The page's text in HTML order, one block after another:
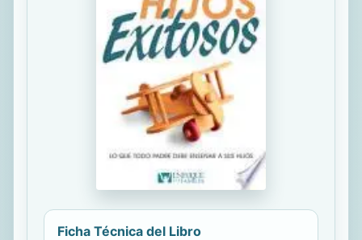
Ficha Técnica del Libro